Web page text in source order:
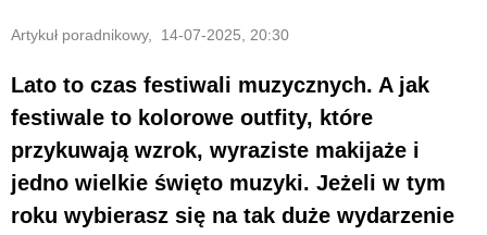
Artykuł poradnikowy, 14-07-2025, 20:30
Lato to czas festiwali muzycznych. A jak
festiwale to kolorowe outfity, które
przykuwają wzrok, wyraziste makijaże i
jedno wielkie święto muzyki. Jeżeli w tym
roku wybierasz się na tak duże wydarzenie